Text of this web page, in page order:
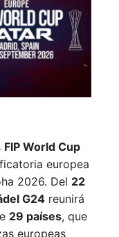
FIP World Cup
europea
2026. Del 22
G24 reunirá
29 países, que
europeas